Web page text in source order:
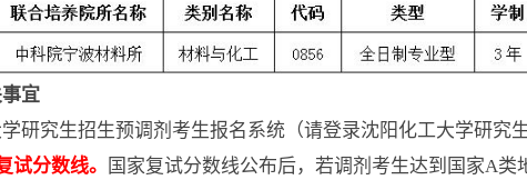
宜
究生招生预调剂考生报名系统（请登录沈阳化工大学研究生
试分数线。
国家复试分数线公布后，若调剂考生达到国家A